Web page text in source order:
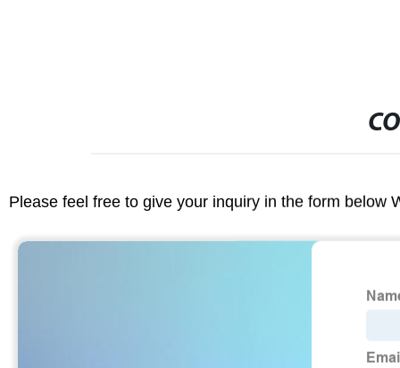
Please feel free to give your inquiry in the form below